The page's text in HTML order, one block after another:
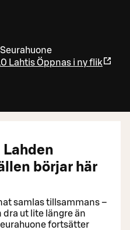
LahtisÖppnas i ny flik
Lahden
börjar här
samlas tillsammans –
ut lite längre än
fortsätter